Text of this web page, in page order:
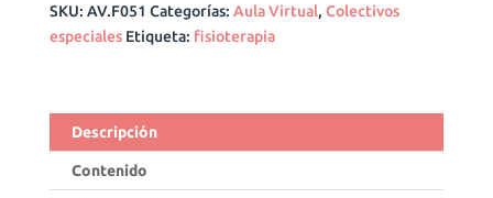
SKU: AV.F051 Categorías: Aula Virtual, Colectivos
especiales Etiqueta: fisioterapia
Descripción
Contenido